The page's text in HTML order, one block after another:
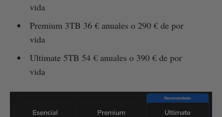
vida
Premium 3TB 36 € anuales o 290 € de por
vida
Ultimate 5TB 54 € anuales o 390 € de por
vida